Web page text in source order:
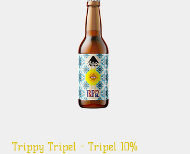
Trippy Tripel - Tripel 10%